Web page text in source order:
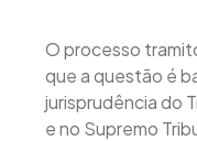
O processo
que a questão é
jurisprudência do
e no Supremo